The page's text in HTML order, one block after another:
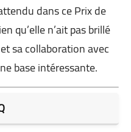
dans ce Prix de
qu’elle n’ait pas brillé
sa collaboration avec
base intéressante.